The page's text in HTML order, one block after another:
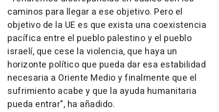
caminos para llegar a ese objetivo. Pero el
objetivo de la UE es que exista una coexistencia
pacífica entre el pueblo palestino y el pueblo
israelí, que cese la violencia, que haya un
horizonte político que pueda dar esa estabilidad
necesaria a Oriente Medio y finalmente que el
sufrimiento acabe y que la ayuda humanitaria
pueda entrar", ha añadido.